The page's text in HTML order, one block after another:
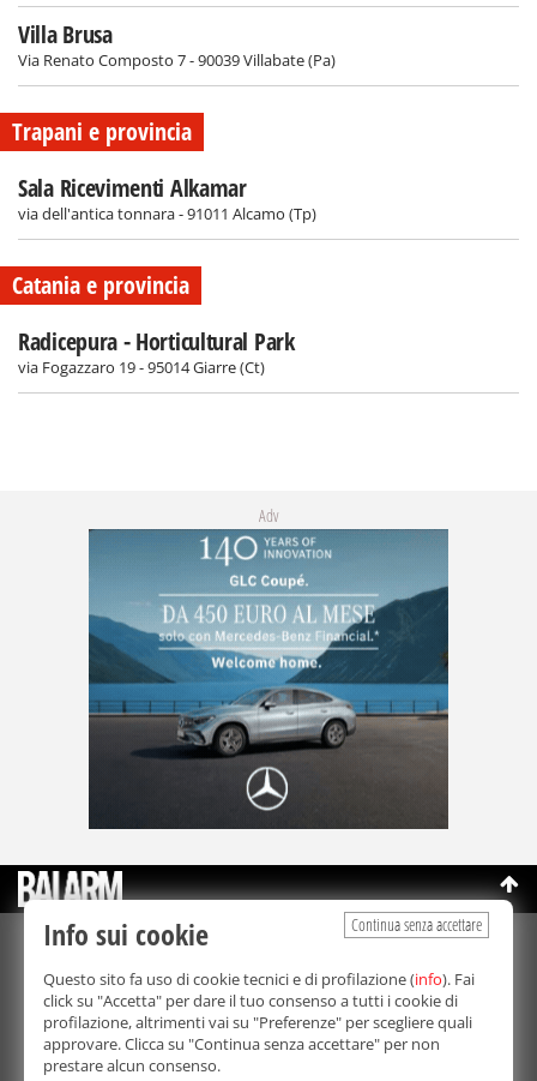
Villa Brusa
Via Renato Composto 7 - 90039 Villabate (Pa)
Trapani e provincia
Sala Ricevimenti Alkamar
via dell'antica tonnara - 91011 Alcamo (Tp)
Catania e provincia
Radicepura - Horticultural Park
via Fogazzaro 19 - 95014 Giarre (Ct)
Adv
©Copyright 2003-2026
Bmedia Srl- P.IVA 07064240828
La riproduzione totale o parziale di tutti i contenuti, in qualunque
forma, su qualsiasi supporto è proibita.
Balarm.it è una testata giornalistica registrata. Autorizzazione del
Tribunale di Palermo n° 32 del 21/10/2003
Direttore responsabile:
Continua senza accettare
Info sui cookie
Questo sito fa uso di cookie tecnici e di profilazione (info). Fai
click su "Accetta" per dare il tuo consenso a tutti i cookie di
profilazione, altrimenti vai su "Preferenze" per scegliere quali
approvare. Clicca su "Continua senza accettare" per non
prestare alcun consenso.